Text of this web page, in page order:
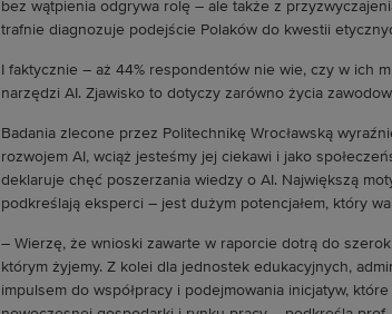
bez wątpienia odgrywa rolę – ale także z
trafnie diagnozuje podejście Polaków do kwestii
I faktycznie – aż 44% respondentów nie wie, czy w ich
narzędzi AI. Zjawisko to dotyczy zarówno życia
Badania zlecone przez Politechnikę Wrocławską
rozwojem AI, wciąż jesteśmy jej ciekawi i jako
deklaruje chęć poszerzania wiedzy o AI. Największą
podkreślają eksperci – jest dużym potencjałem, który
– Wierzę, że wnioski zawarte w raporcie dotrą do
którym żyjemy. Z kolei dla jednostek edukacyjnych,
impulsem do współpracy i podejmowania inicjatyw,